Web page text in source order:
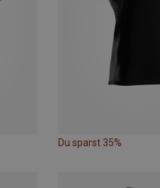
Du sparst 35%